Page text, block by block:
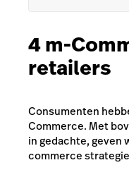
4 m-
retailers
Consumenten
Commerce. Met
in gedachte, geven
commerce